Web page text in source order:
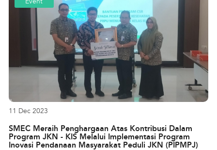
11 Dec 2023
SMEC Meraih Penghargaan Atas Kontribusi Dalam
Program JKN - KIS Melalui Implementasi Program
Inovasi Pendanaan Masyarakat Peduli JKN (PIPMPJ)